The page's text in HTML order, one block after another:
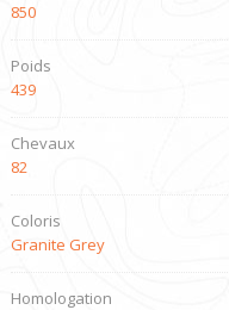
850
Poids
439
Chevaux
82
Coloris
Granite Grey
Homologation